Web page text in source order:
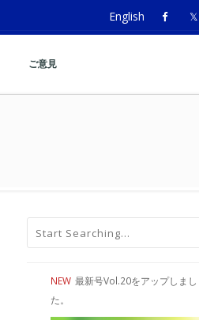
English
ご意見
NEW 最新号Vol.20をアップしまし
た。